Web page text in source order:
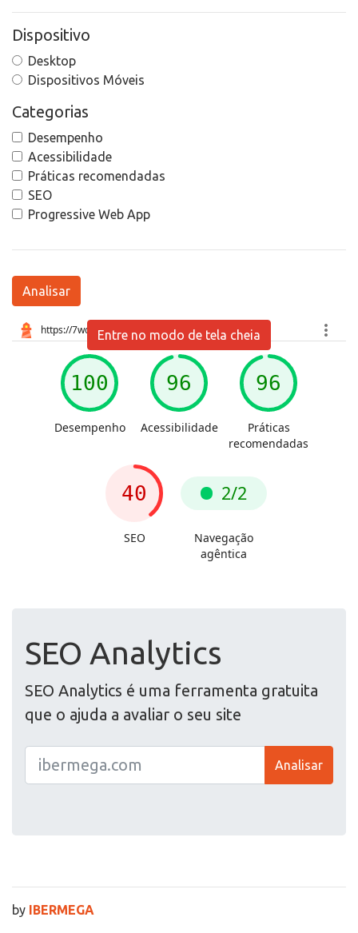
Dispositivo
Desktop
Dispositivos Móveis
Categorias
Desempenho
Acessibilidade
Práticas recomendadas
SEO
Progressive Web App
Analisar
Entre no modo de tela cheia
SEO Analytics
SEO Analytics é uma ferramenta gratuita
que o ajuda a avaliar o seu site
Analisar
by IBERMEGA